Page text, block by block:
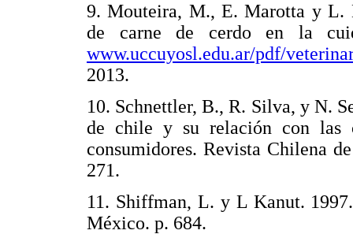
9. Mouteira, M., E. Marotta y L.
de carne de cerdo en la
www.uccuyosl.edu.ar/pdf/
2013.
10. Schnettler, B., R. Silva, y N.
de chile y su relación con las
consumidores. Revista Chilena
271.
11. Shiffman, L. y L Kanut.
México. p. 684.